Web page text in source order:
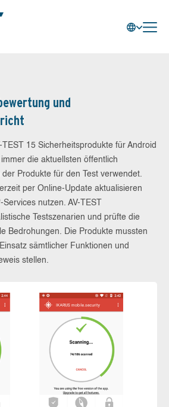
und
TEST 15 Sicherheitsprodukte für Android
die aktuellsten öffentlich
Produkte für den Test verwendet.
per Online-Update aktualisieren
nutzen. AV-TEST
Testszenarien und prüfte die
Bedrohungen. Die Produkte mussten
sämtlicher Funktionen und
stellen.